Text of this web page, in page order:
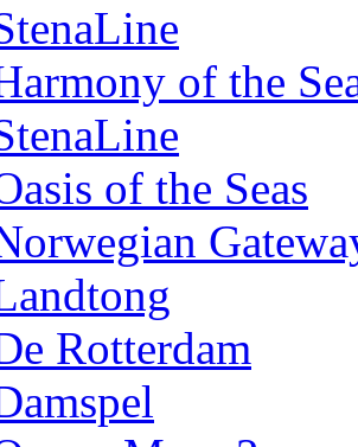
of the
of the Seas
Rotterdam